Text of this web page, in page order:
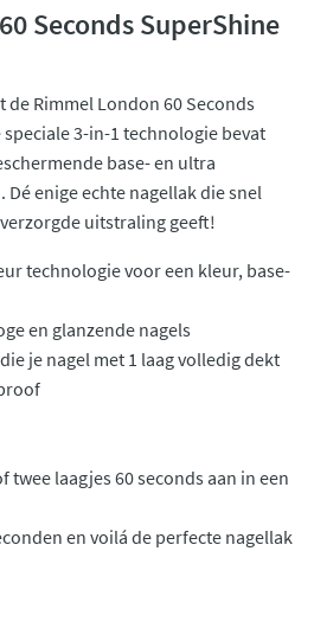
Seconds SuperShine
de Rimmel London 60 Seconds
speciale 3-in-1 technologie bevat
base- en ultra
enige echte nagellak die snel
uitstraling geeft!
technologie voor een kleur, base-
en glanzende nagels
je nagel met 1 laag volledig dekt
twee laagjes 60 seconds aan in een
en voilá de perfecte nagellak